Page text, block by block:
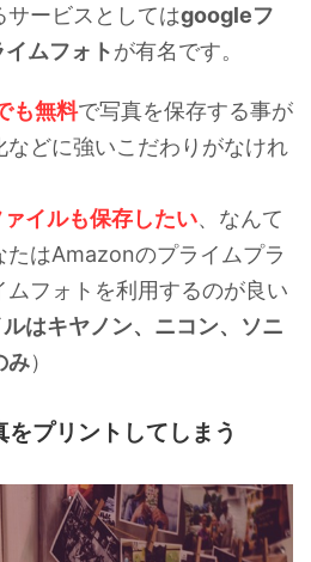
ービスとしてはgoogleフ
イムフォトが有名です。
も無料で写真を保存する事が
どに強いこだわりがなけれ
イルも保存したい、なんて
たはAmazonのプライムプラ
ムフォトを利用するのが良い
はキヤノン、ニコン、ソニ
み）
プリントしてしまう